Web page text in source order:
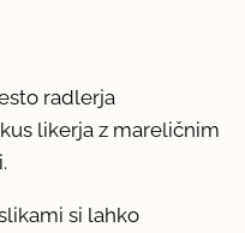
radlerja
likerja z mareličnim
si lahko